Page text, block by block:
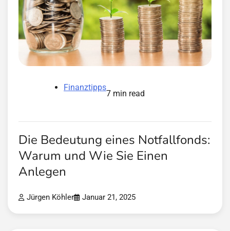
Finanztipps
7 min read
Die Bedeutung eines Notfallfonds:
Warum und Wie Sie Einen
Anlegen
Jürgen Köhler Januar 21, 2025